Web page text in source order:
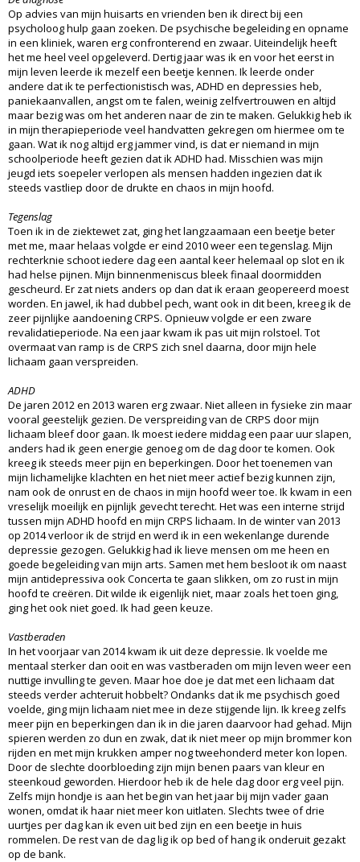
Op advies van mijn huisarts en vrienden ben ik direct bij een
psycholoog hulp gaan zoeken. De psychische begeleiding en opname
in een kliniek, waren erg confronterend en zwaar. Uiteindelijk heeft
het me heel veel opgeleverd. Dertig jaar was ik en voor het eerst in
mijn leven leerde ik mezelf een beetje kennen. Ik leerde onder
andere dat ik te perfectionistisch was, ADHD en depressies heb,
paniekaanvallen, angst om te falen, weinig zelfvertrouwen en altijd
maar bezig was om het anderen naar de zin te maken. Gelukkig heb ik
in mijn therapieperiode veel handvatten gekregen om hiermee om te
gaan. Wat ik nog altijd erg jammer vind, is dat er niemand in mijn
schoolperiode heeft gezien dat ik ADHD had. Misschien was mijn
jeugd iets soepeler verlopen als mensen hadden ingezien dat ik
steeds vastliep door de drukte en chaos in mijn hoofd.
Tegenslag
Toen ik in de ziektewet zat, ging het langzaamaan een beetje beter
met me, maar helaas volgde er eind 2010 weer een tegenslag. Mijn
rechterknie schoot iedere dag een aantal keer helemaal op slot en ik
had helse pijnen. Mijn binnenmeniscus bleek finaal doormidden
gescheurd. Er zat niets anders op dan dat ik eraan geopereerd moest
worden. En jawel, ik had dubbel pech, want ook in dit been, kreeg ik de
zeer pijnlijke aandoening CRPS. Opnieuw volgde er een zware
revalidatieperiode. Na een jaar kwam ik pas uit mijn rolstoel. Tot
overmaat van ramp is de CRPS zich snel daarna, door mijn hele
lichaam gaan verspreiden.
ADHD
De jaren 2012 en 2013 waren erg zwaar. Niet alleen in fysieke zin maar
vooral geestelijk gezien. De verspreiding van de CRPS door mijn
lichaam bleef door gaan. Ik moest iedere middag een paar uur slapen,
anders had ik geen energie genoeg om de dag door te komen. Ook
kreeg ik steeds meer pijn en beperkingen. Door het toenemen van
mijn lichamelijke klachten en het niet meer actief bezig kunnen zijn,
nam ook de onrust en de chaos in mijn hoofd weer toe. Ik kwam in een
vreselijk moeilijk en pijnlijk gevecht terecht. Het was een interne strijd
tussen mijn ADHD hoofd en mijn CRPS lichaam. In de winter van 2013
op 2014 verloor ik de strijd en werd ik in een wekenlange durende
depressie gezogen. Gelukkig had ik lieve mensen om me heen en
goede begeleiding van mijn arts. Samen met hem besloot ik om naast
mijn antidepressiva ook Concerta te gaan slikken, om zo rust in mijn
hoofd te creëren. Dit wilde ik eigenlijk niet, maar zoals het toen ging,
ging het ook niet goed. Ik had geen keuze.
Vastberaden
In het voorjaar van 2014 kwam ik uit deze depressie. Ik voelde me
mentaal sterker dan ooit en was vastberaden om mijn leven weer een
nuttige invulling te geven. Maar hoe doe je dat met een lichaam dat
steeds verder achteruit hobbelt? Ondanks dat ik me psychisch goed
voelde, ging mijn lichaam niet mee in deze stijgende lijn. Ik kreeg zelfs
meer pijn en beperkingen dan ik in die jaren daarvoor had gehad. Mijn
spieren werden zo dun en zwak, dat ik niet meer op mijn brommer kon
rijden en met mijn krukken amper nog tweehonderd meter kon lopen.
Door de slechte doorbloeding zijn mijn benen paars van kleur en
steenkoud geworden. Hierdoor heb ik de hele dag door erg veel pijn.
Zelfs mijn hondje is aan het begin van het jaar bij mijn vader gaan
wonen, omdat ik haar niet meer kon uitlaten. Slechts twee of drie
uurtjes per dag kan ik even uit bed zijn en een beetje in huis
rommelen. De rest van de dag lig ik op bed of hang ik onderuit gezakt
op de bank.